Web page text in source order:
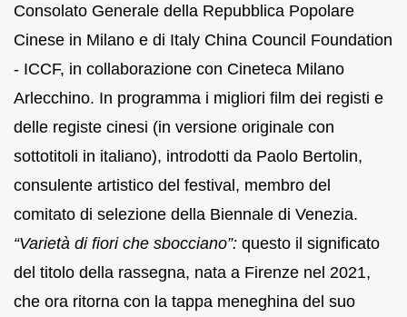
Consolato Generale della Repubblica Popolare
Cinese in Milano e di Italy China Council Foundation
- ICCF, in collaborazione con Cineteca Milano
Arlecchino. In programma i migliori film dei registi e
delle registe cinesi (in versione originale con
sottotitoli in italiano), introdotti da Paolo Bertolin,
consulente artistico del festival, membro del
comitato di selezione della Biennale di Venezia.
“Varietà di fiori che sbocciano”: questo il significato
del titolo della rassegna, nata a Firenze nel 2021,
che ora ritorna con la tappa meneghina del suo